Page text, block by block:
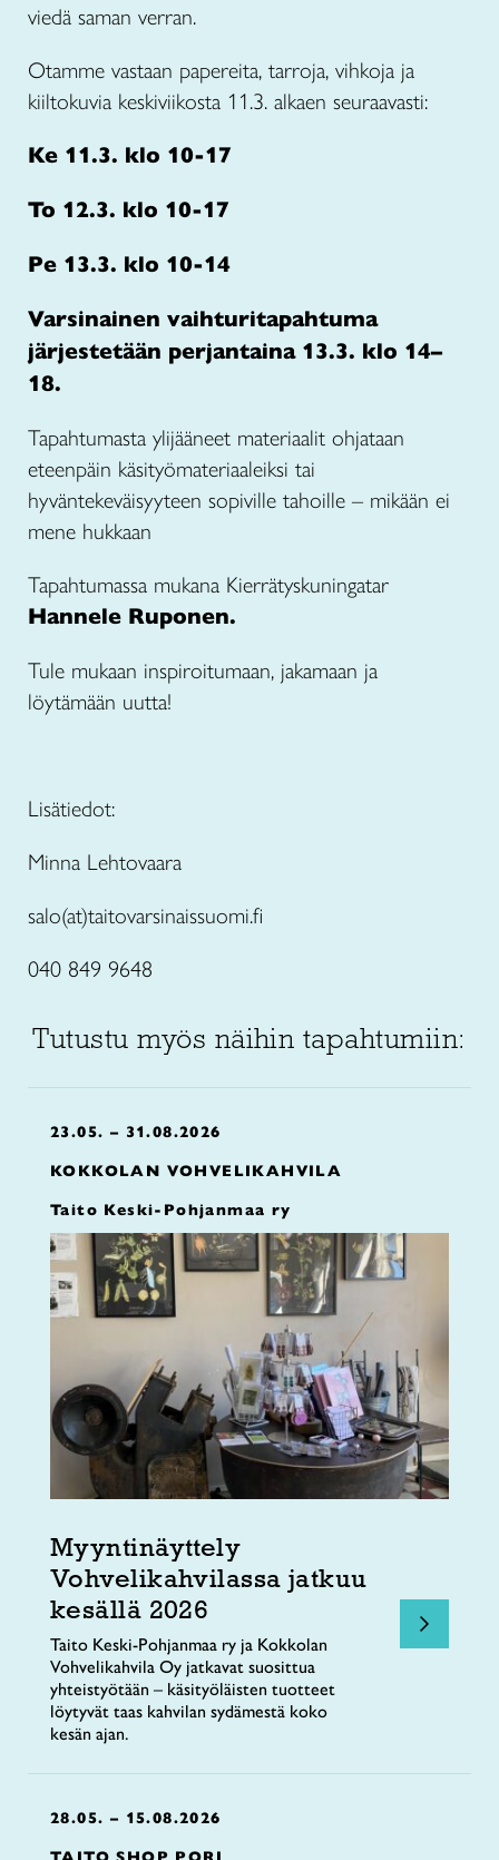
viedä saman verran.
Otamme vastaan papereita, tarroja, vihkoja ja
kiiltokuvia keskiviikosta 11.3. alkaen seuraavasti:
Ke 11.3. klo 10-17
To 12.3. klo 10-17
Pe 13.3. klo 10-14
Varsinainen vaihturitapahtuma
järjestetään perjantaina 13.3. klo 14–
18.
Tapahtumasta ylijääneet materiaalit ohjataan
eteenpäin käsityömateriaaleiksi tai
hyväntekeväisyyteen sopiville tahoille – mikään ei
mene hukkaan
Tapahtumassa mukana Kierrätyskuningatar
Hannele Ruponen.
Tule mukaan inspiroitumaan, jakamaan ja
löytämään uutta!
Lisätiedot:
Minna Lehtovaara
salo(at)taitovarsinaissuomi.fi
040 849 9648
Tutustu myös näihin tapahtumiin:
23.05. – 31.08.2026
KOKKOLAN VOHVELIKAHVILA
Taito Keski-Pohjanmaa ry
Myyntinäyttely
Vohvelikahvilassa jatkuu
kesällä 2026
Taito Keski-Pohjanmaa ry ja Kokkolan
Vohvelikahvila Oy jatkavat suosittua
yhteistyötään – käsityöläisten tuotteet
löytyvät taas kahvilan sydämestä koko
kesän ajan.
28.05. – 15.08.2026